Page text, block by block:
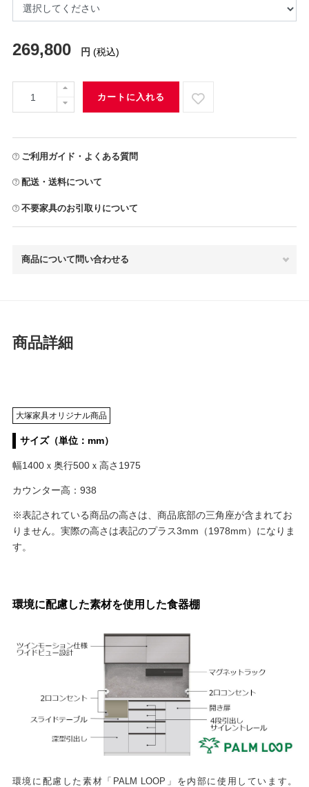
269,800 円 (税込)
カートに入れる
ご利用ガイド・よくある質問
配送・送料について
不要家具のお引取りについて
商品について問い合わせる
商品詳細
大塚家具オリジナル商品
サイズ（単位：mm）
幅1400ｘ奥行500ｘ高さ1975
カウンター高：938
※表記されている商品の高さは、商品底部の三角座が含まれてお
りません。実際の高さは表記のプラス3mm（1978mm）になりま
す。
環境に配慮した素材を使用した食器棚
環境に配慮した素材「PALM LOOP」を内部に使用しています。